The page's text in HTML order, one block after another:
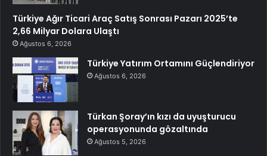
Türkiye Ağır Ticari Araç Satış Sonrası Pazarı 2025’te
2,66 Milyar Dolara Ulaştı
Ağustos 6, 2026
Türkiye Yatırım Ortamını Güçlendiriyor
Ağustos 6, 2026
Türkan Şoray’ın kızı da uyuşturucu
operasyonunda gözaltında
Ağustos 5, 2026